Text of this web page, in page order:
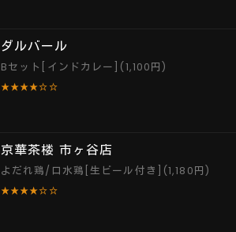
ダルバール
Bセット[インドカレー](1,100円)
★★★★☆☆
京華茶楼 市ヶ谷店
よだれ鶏/口水鶏[生ビール付き](1,180円)
★★★★☆☆